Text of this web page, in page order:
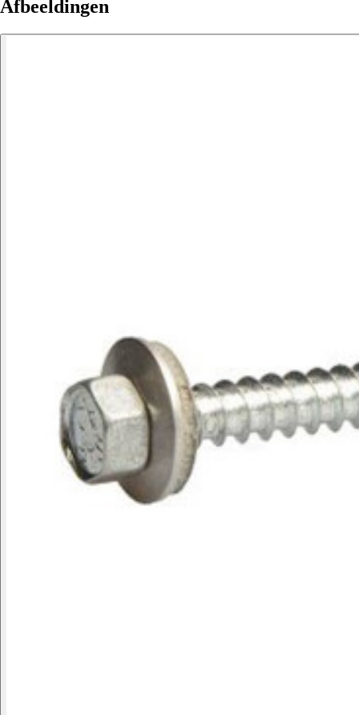
Afbeeldingen